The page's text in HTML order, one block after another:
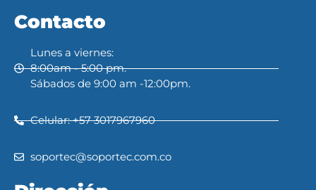
Contacto
Lunes a viernes:
8:00am - 5:00 pm.
Sábados de 9:00 am -12:00pm.
Celular: +57 3017967960
soportec@soportec.com.co